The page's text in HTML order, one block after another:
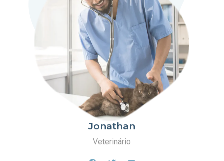
Jonathan
Veterinário